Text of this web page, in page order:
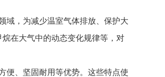
域，为减少温室气体排放、保护大
在大气中的动态变化规律等，对
便、坚固耐用等优势。这些特点使